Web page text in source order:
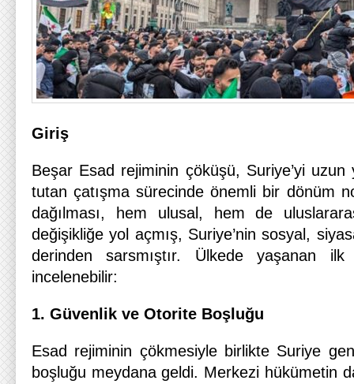
Giriş
Beşar Esad rejiminin çöküşü, Suriye’yi uzun
tutan çatışma sürecinde önemli bir dönüm
dağılması, hem ulusal, hem de
değişikliğe yol açmış, Suriye’nin sosyal,
derinden sarsmıştır. Ülkede yaşanan
incelenebilir:
1. Güvenlik ve Otorite Boşluğu
Esad rejiminin çökmesiyle birlikte Suriye
boşluğu meydana geldi. Merkezi hükümetin